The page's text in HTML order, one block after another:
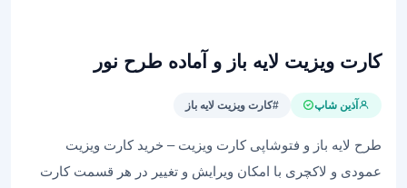
کارت ویزیت لایه باز و آماده طرح نور
آذین شاپ #کارت ویزیت لایه باز
طرح لایه باز و فتوشاپی کارت ویزیت – خرید کارت ویزیت
عمودی و لاکچری با امکان ویرایش و تغییر در هر قسمت کارت